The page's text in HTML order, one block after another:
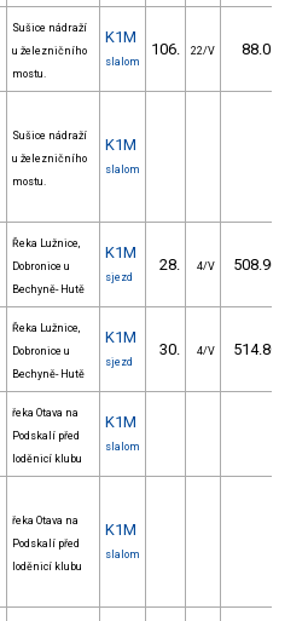
Sušice nádraží
u železničního
mostu.
K1M
slalom
106. 22/V 88.01
Sušice nádraží
u železničního
mostu.
K1M
slalom
Řeka Lužnice,
Dobronice u
Bechyně- Hutě
K1M
sjezd
28. 4/V 508.90
Řeka Lužnice,
Dobronice u
Bechyně- Hutě
K1M
sjezd
30. 4/V 514.80
řeka Otava na
Podskalí před
loděnicí klubu
K1M
slalom
řeka Otava na
Podskalí před
loděnicí klubu
K1M
slalom